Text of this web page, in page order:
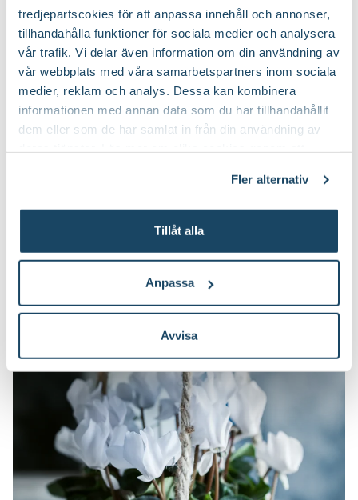
tredjepartscokies för att anpassa innehåll och annonser,
tillhandahålla funktioner för sociala medier och analysera
vår trafik. Vi delar även information om din användning av
vår webbplats med våra samarbetspartners inom sociala
medier, reklam och analys. Dessa kan kombinera
informationen med annan data som du har tillhandahållit
dem eller som de har samlat in från din användning av
Fler alternativ
Tillåt alla
Anpassa
Avvisa
Hartassbräken
Med sina silvergrå blad i oregelbundna former är
hartassbräken en given favorit på hösten.
rummet.
Läs mer om hur du sköter din hartassbräken här.